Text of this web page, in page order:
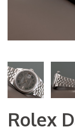
Rolex